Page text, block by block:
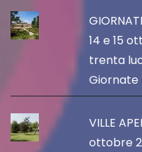
14 e 15
trenta
Giornate
VILLE
ottobre